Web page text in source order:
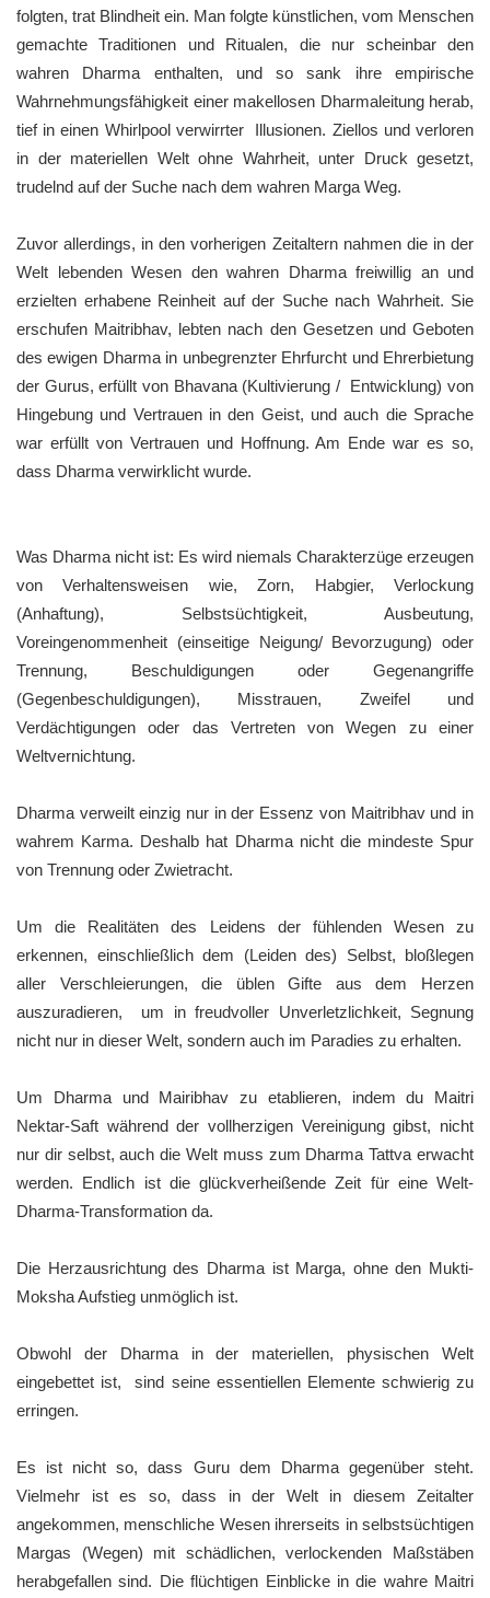
folgten, trat Blindheit ein. Man folgte künstlichen, vom Menschen
gemachte Traditionen und Ritualen, die nur scheinbar den
wahren Dharma enthalten, und so sank ihre empirische
Wahrnehmungsfähigkeit einer makellosen Dharmaleitung herab,
tief in einen Whirlpool verwirrter Illusionen. Ziellos und verloren
in der materiellen Welt ohne Wahrheit, unter Druck gesetzt,
trudelnd auf der Suche nach dem wahren Marga Weg.
Zuvor allerdings, in den vorherigen Zeitaltern nahmen die in der
Welt lebenden Wesen den wahren Dharma freiwillig an und
erzielten erhabene Reinheit auf der Suche nach Wahrheit. Sie
erschufen Maitribhav, lebten nach den Gesetzen und Geboten
des ewigen Dharma in unbegrenzter Ehrfurcht und Ehrerbietung
der Gurus, erfüllt von Bhavana (Kultivierung / Entwicklung) von
Hingebung und Vertrauen in den Geist, und auch die Sprache
war erfüllt von Vertrauen und Hoffnung. Am Ende war es so,
dass Dharma verwirklicht wurde.
Was Dharma nicht ist: Es wird niemals Charakterzüge erzeugen
von Verhaltensweisen wie, Zorn, Habgier, Verlockung
(Anhaftung), Selbstsüchtigkeit, Ausbeutung,
Voreingenommenheit (einseitige Neigung/ Bevorzugung) oder
Trennung, Beschuldigungen oder Gegenangriffe
(Gegenbeschuldigungen), Misstrauen, Zweifel und
Verdächtigungen oder das Vertreten von Wegen zu einer
Weltvernichtung.
Dharma verweilt einzig nur in der Essenz von Maitribhav und in
wahrem Karma. Deshalb hat Dharma nicht die mindeste Spur
von Trennung oder Zwietracht.
Um die Realitäten des Leidens der fühlenden Wesen zu
erkennen, einschließlich dem (Leiden des) Selbst, bloßlegen
aller Verschleierungen, die üblen Gifte aus dem Herzen
auszuradieren, um in freudvoller Unverletzlichkeit, Segnung
nicht nur in dieser Welt, sondern auch im Paradies zu erhalten.
Um Dharma und Mairibhav zu etablieren, indem du Maitri
Nektar-Saft während der vollherzigen Vereinigung gibst, nicht
nur dir selbst, auch die Welt muss zum Dharma Tattva erwacht
werden. Endlich ist die glückverheißende Zeit für eine Welt-
Dharma-Transformation da.
Die Herzausrichtung des Dharma ist Marga, ohne den Mukti-
Moksha Aufstieg unmöglich ist.
Obwohl der Dharma in der materiellen, physischen Welt
eingebettet ist, sind seine essentiellen Elemente schwierig zu
erringen.
Es ist nicht so, dass Guru dem Dharma gegenüber steht.
Vielmehr ist es so, dass in der Welt in diesem Zeitalter
angekommen, menschliche Wesen ihrerseits in selbstsüchtigen
Margas (Wegen) mit schädlichen, verlockenden Maßstäben
herabgefallen sind. Die flüchtigen Einblicke in die wahre Maitri